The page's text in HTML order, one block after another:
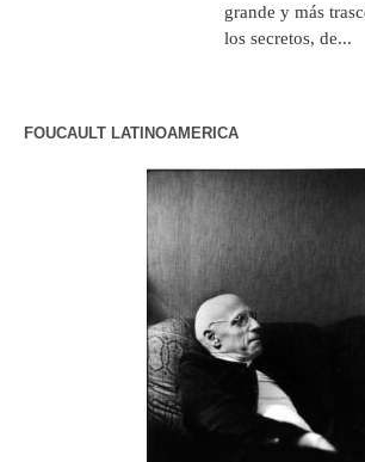
grande y más
los secretos, de...
FOUCAULT LATINOAMERICA